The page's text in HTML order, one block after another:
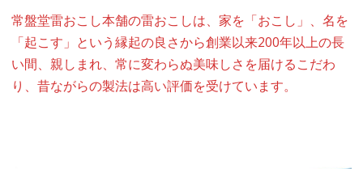
常盤堂雷おこし本舗の雷おこしは、家を「おこし」、名を
「起こす」という縁起の良さから創業以来200年以上の長
い間、親しまれ、常に変わらぬ美味しさを届けるこだわ
り、昔ながらの製法は高い評価を受けています。